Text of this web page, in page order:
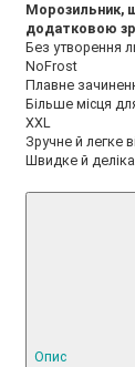
Морозильник,
додатковою
Без утворення
NoFrost
Плавне
Більше місця
XXL
Зручне й легке
Швидке й
Опис